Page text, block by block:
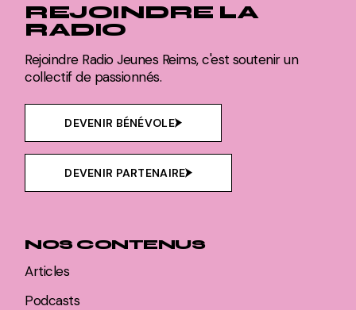
REJOINDRE LA
RADIO
Rejoindre Radio Jeunes Reims, c'est soutenir un
collectif de passionnés.
DEVENIR BÉNÉVOLE
DEVENIR PARTENAIRE
NOS CONTENUS
Articles
Podcasts